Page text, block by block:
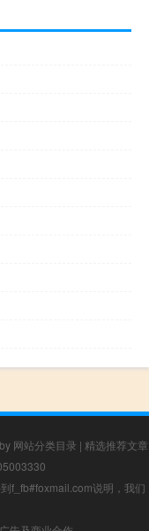
网站分类目录 | 精选推荐文章
f_fb#foxmail.com说明，我们